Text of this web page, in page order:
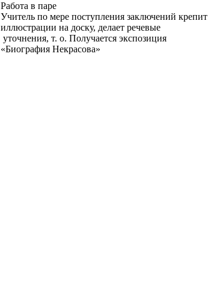
Работа в паре
Учитель по мере поступления заключений крепит
иллюстрации на доску, делает речевые
уточнения, т. о. Получается экспозиция
«Биография Некрасова»